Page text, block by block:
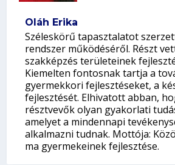
Oláh Erika
Széleskörű tapasztalatot
rendszer működéséről. Részt
szakképzés területeinek
Kiemelten fontosnak tartja a
gyermekkori fejlesztéseket, a
fejlesztését. Elhivatott abban,
résztvevők olyan gyakorlati
amelyet a mindennapi
alkalmazni tudnak. Mottója:
ma gyermekeinek fejlesztése.